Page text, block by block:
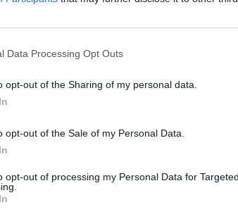
Data Processing Opt Outs
opt-out of the Sharing of my personal data.
opt-out of the Sale of my Personal Data.
opt-out of processing my Personal Data for Targeted
Ceide. Allenatore: Davide
Bresmes e Bercigli. IV uomo:
(SAS), 7'st Candreva (SAL),
(SAL), Laurientè (SAS), Pirola
4-9. Recupero: 1' pt, 5'st